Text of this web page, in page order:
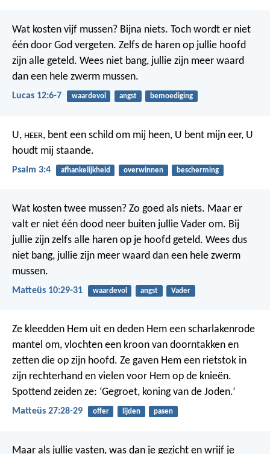
Wat kosten vijf mussen? Bijna niets. Toch wordt er niet
één door God vergeten. Zelfs de haren op jullie hoofd
zijn alle geteld. Wees niet bang, jullie zijn meer waard
dan een hele zwerm mussen.
Lucas 12:6-7 waardevol angst bemoediging
U, HEER, bent een schild om mij heen, U bent mijn eer, U
houdt mij staande.
Psalm 3:4 afhankelijkheid overwinnen bescherming
Wat kosten twee mussen? Zo goed als niets. Maar er
valt er niet één dood neer buiten jullie Vader om. Bij
jullie zijn zelfs alle haren op je hoofd geteld. Wees dus
niet bang, jullie zijn meer waard dan een hele zwerm
mussen.
Matteüs 10:29-31 waardevol angst Vader
Ze kleedden Hem uit en deden Hem een scharlakenrode
mantel om, vlochten een kroon van doorntakken en
zetten die op zijn hoofd. Ze gaven Hem een rietstok in
zijn rechterhand en vielen voor Hem op de knieën.
Spottend zeiden ze: ‘Gegroet, koning van de Joden.’
Matteüs 27:28-29 offer lijden pasen
Maar als jullie vasten, was dan je gezicht en wrijf je